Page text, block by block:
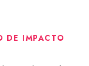
DE IMPACTO